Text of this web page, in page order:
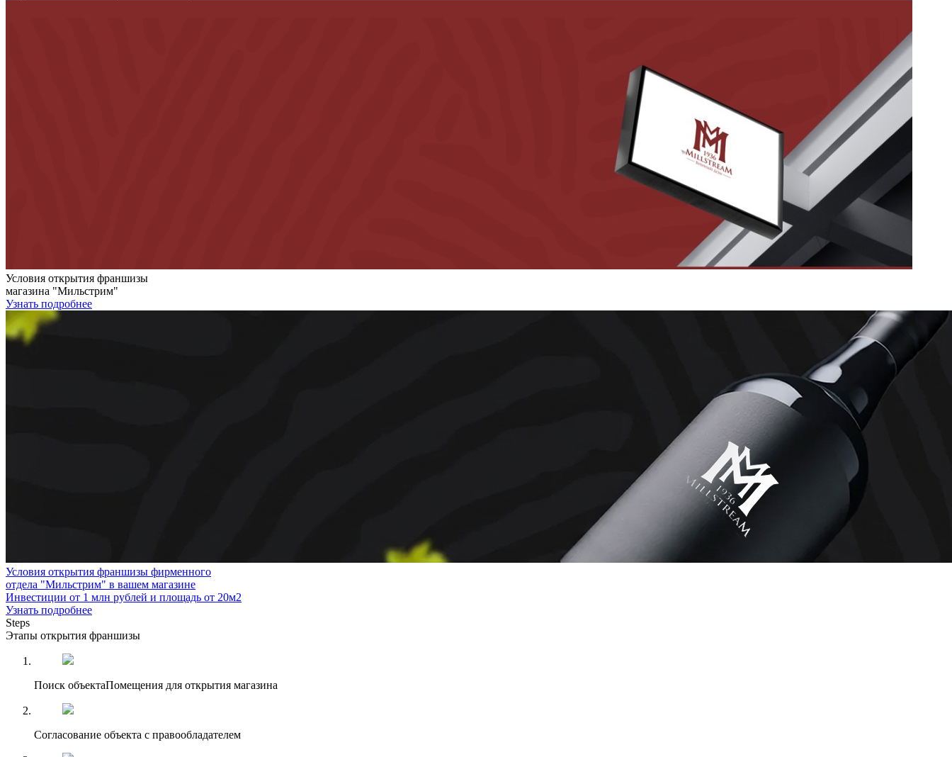
Условия открытия франшизы
магазина "Мильстрим"
Узнать подробнее
Условия открытия франшизы фирменного
отдела "Мильстрим" в вашем магазине
Инвестиции от 1 млн рублей и площадь от 20м2
Узнать подробнее
Steps
Этапы открытия франшизы
Поиск объектаПомещения для открытия магазина
Согласование объекта с правообладателем